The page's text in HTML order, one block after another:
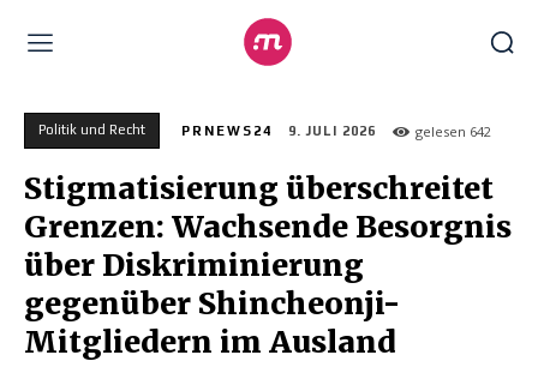
Politik und Recht PRNEWS24 9. JULI 2026 gelesen 642
Stigmatisierung überschreitet
Grenzen: Wachsende Besorgnis
über Diskriminierung
gegenüber Shincheonji-
Mitgliedern im Ausland